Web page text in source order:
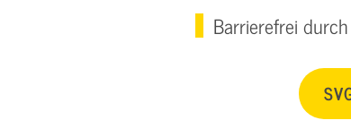
Barrierefrei